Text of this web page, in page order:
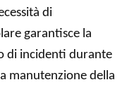
di
garantisce la
di incidenti durante
manutenzione della